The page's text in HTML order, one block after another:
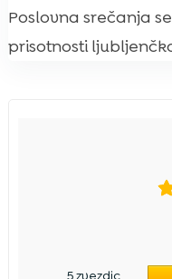
Poslovna srečanja
prisotnosti
5 zvezdic